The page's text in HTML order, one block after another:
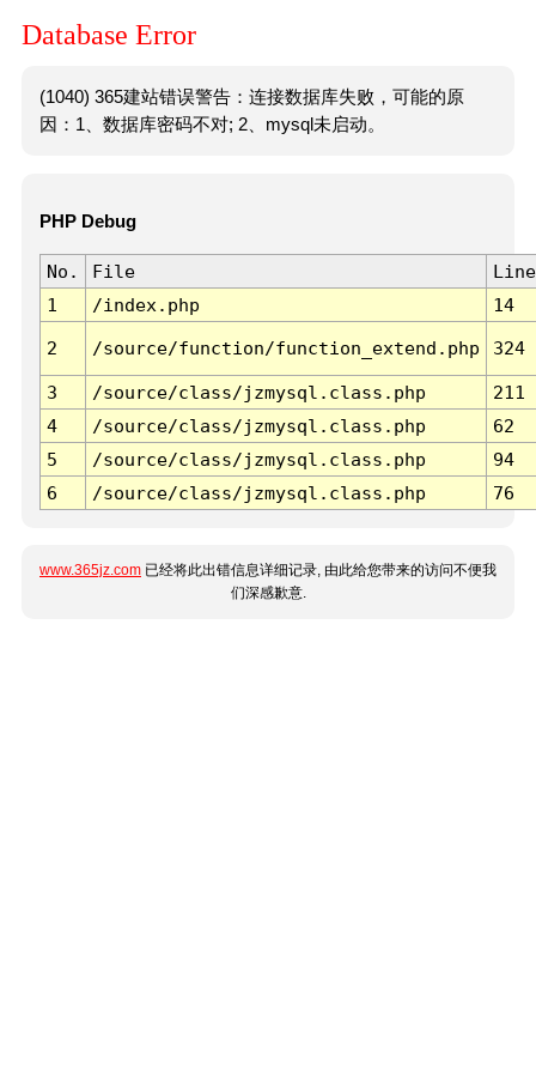
Database Error
(1040) 365建站错误警告：连接数据库失败，可能的原
因：1、数据库密码不对; 2、mysql未启动。
PHP Debug
No. File
Line
1
/index.php 14
2 /source/function/function_extend.php 324
3 /source/class/jzmysql.class.php
211
4
/source/class/jzmysql.class.php
62
5
/source/class/jzmysql.class.php
94
6
/source/class/jzmysql.class.php 76
www.365jz.com 已经将此出错信息详细记录, 由此给您带来的访问不便我
们深感歉意.